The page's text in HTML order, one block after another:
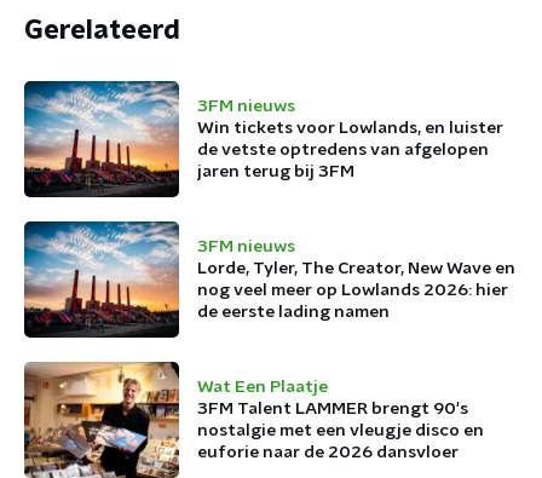
Gerelateerd
3FM nieuws
Win tickets voor Lowlands, en luister
de vetste optredens van afgelopen
jaren terug bij 3FM
3FM nieuws
Lorde, Tyler, The Creator, New Wave en
nog veel meer op Lowlands 2026: hier
de eerste lading namen
Wat Een Plaatje
3FM Talent LAMMER brengt 90's
nostalgie met een vleugje disco en
euforie naar de 2026 dansvloer